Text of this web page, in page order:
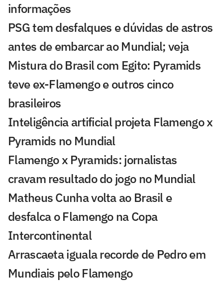
informações
PSG tem desfalques e dúvidas de astros
antes de embarcar ao Mundial; veja
Mistura do Brasil com Egito: Pyramids
teve ex-Flamengo e outros cinco
brasileiros
Inteligência artificial projeta Flamengo x
Pyramids no Mundial
Flamengo x Pyramids: jornalistas
cravam resultado do jogo no Mundial
Matheus Cunha volta ao Brasil e
desfalca o Flamengo na Copa
Intercontinental
Arrascaeta iguala recorde de Pedro em
Mundiais pelo Flamengo